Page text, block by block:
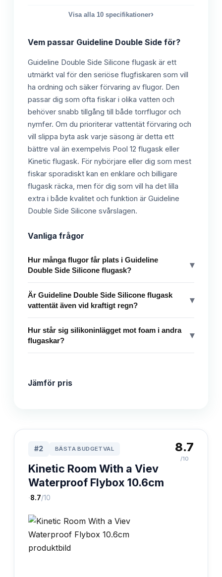
Visa alla 10 specifikationer›
Vem passar Guideline Double Side för?
Guideline Double Side Silicone flugask är ett
utmärkt val för den seriöse flugfiskaren som vill
ha ordning och säker förvaring av flugor. Den
passar dig som ofta fiskar i olika vatten och
behöver snabb tillgång till både torrflugor och
nymfer. Om du prioriterar vattentät förvaring och
vill slippa byta ask varje säsong är detta ett
bättre val än exempelvis Pool 12 flugask eller
Kinetic flugask. För nybörjare eller dig som mest
fiskar sporadiskt kan en enklare och billigare
flugask räcka, men för dig som vill ha det lilla
extra i både kvalitet och funktion är Guideline
Double Side Silicone svårslagen.
Vanliga frågor
Hur många flugor får plats i Guideline
Double Side Silicone flugask?
▾
Är Guideline Double Side Silicone flugask
vattentät även vid kraftigt regn?
▾
Hur står sig silikoninlägget mot foam i andra
flugaskar?
▾
Jämför pris
#2 BÄSTA BUDGETVAL
Kinetic Room With a Viev
Waterproof Flybox 10.6cm
·8.7/10
8.7
/10